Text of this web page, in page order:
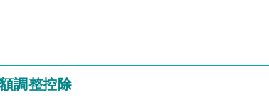
調整控除